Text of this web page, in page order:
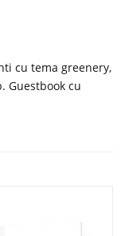
cu tema greenery,
Guestbook cu